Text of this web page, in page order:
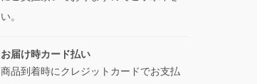
い。
お届け時カード払い
商品到着時にクレジットカードでお支払